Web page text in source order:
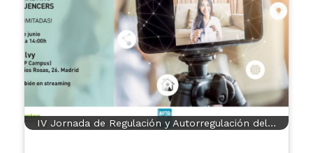
IV Jornada de Regulación y Autorregulación del…